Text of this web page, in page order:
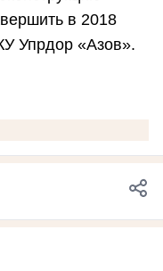
в 2018
Упрдор «Азов».